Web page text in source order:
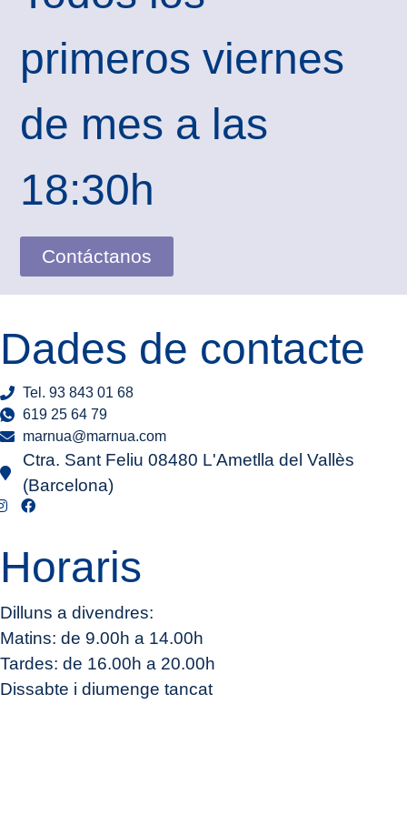
primeros viernes
de mes a las
18:30h
Contáctanos
Dades de contacte
Tel. 93 843 01 68
619 25 64 79
marnua@marnua.com
Ctra. Sant Feliu 08480 L'Ametlla del Vallès
(Barcelona)
Horaris
Dilluns a divendres:
Matins: de 9.00h a 14.00h
Tardes: de 16.00h a 20.00h
Dissabte i diumenge tancat